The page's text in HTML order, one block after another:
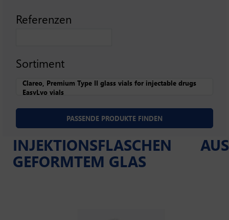
Referenzen
Sortiment
INJEKTIONSFLASCHEN AUS
GEFORMTEM GLAS